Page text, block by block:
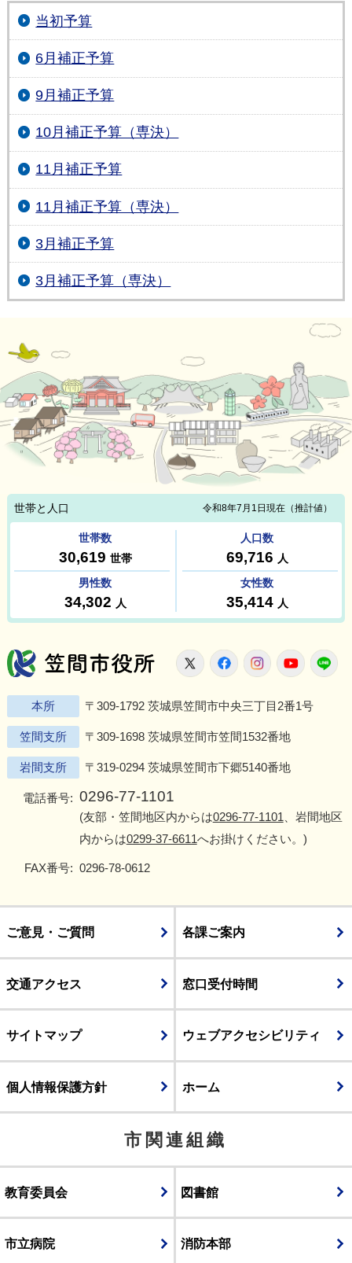
当初予算
6月補正予算
9月補正予算
10月補正予算（専決）
11月補正予算
11月補正予算（専決）
3月補正予算
3月補正予算（専決）
笠間市役所
X FacebookInstagram
本所 〒309-1792 茨城県笠間市中央三丁目2番1号
笠間支所 〒309-1698 茨城県笠間市笠間1532番地
岩間支所 〒319-0294 茨城県笠間市下郷5140番地
電話番号: 0296-77-1101
(友部・笠間地区内からは0296-77-1101、岩間地区
内からは0299-37-6611へお掛けください。)
FAX番号: 0296-78-0612
ご意見・ご質問 各課ご案内
交通アクセス 窓口受付時間
サイトマップ ウェブアクセシビリティ
個人情報保護方針 ホーム
市関連組織
教育委員会 図書館
市立病院 消防本部